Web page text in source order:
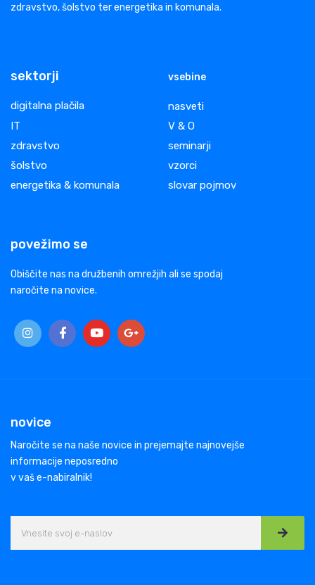
zdravstvo, šolstvo ter energetika in komunala.
sektorji
digitalna plačila
IT
zdravstvo
šolstvo
energetika & komunala
vsebine
nasveti
V & O
seminarji
vzorci
slovar pojmov
povežimo se
Obiščite nas na družbenih omrežjih ali se spodaj
naročite na novice.
novice
Naročite se na naše novice in prejemajte najnovejše
informacije neposredno
v vaš e-nabiralnik!